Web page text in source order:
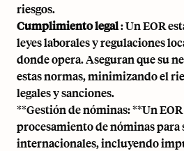
riesgos.
Cumplimiento legal: Un EOR
leyes laborales y regulaciones
donde opera. Aseguran que su
estas normas, minimizando el
legales y sanciones.
**Gestión de nóminas: **Un EOR
procesamiento de nóminaspara
internacionales, incluyendo